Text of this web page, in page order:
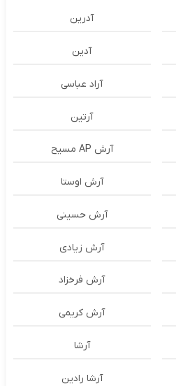
آدرین
آدین
آراد عباسی
آرتین
آرش AP مسیح
آرش اوستا
آرش حسینی
آرش زیادی
آرش فرخزاد
آرش کریمی
آرشا
آرشا رادین